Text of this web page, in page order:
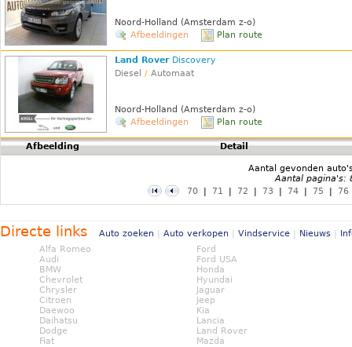
Noord-Holland (Amsterdam z-o)
Afbeeldingen
Plan route
Land Rover Discovery
Diesel
/ Automaat
Noord-Holland (Amsterdam z-o)
Afbeeldingen
Plan route
Afbeelding Detail
Aantal gevonden
Aantal pagina's:
70
| 71 | 72 | 73 | 74 | 75 | 76
Directe links Auto zoeken | Auto verkopen | Vindservice | Nieuws |
Alfa Romeo
Audi
BMW
Chevrolet
Chrysler
Citroen
Daewoo
Daihatsu
Dodge
Fiat
Ford
Ford USA
Honda
Hyundai
Jaguar
Jeep
Kia
Lancia
Land Rover
Mazda